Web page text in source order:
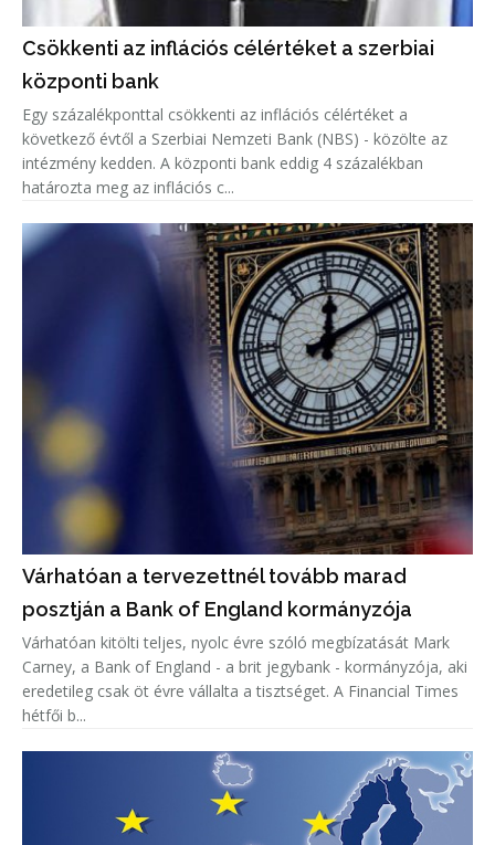
Csökkenti az inflációs célértéket a szerbiai
központi bank
Egy százalékponttal csökkenti az inflációs célértéket a
következő évtől a Szerbiai Nemzeti Bank (NBS) - közölte az
intézmény kedden. A központi bank eddig 4 százalékban
határozta meg az inflációs c...
Várhatóan a tervezettnél tovább marad
posztján a Bank of England kormányzója
Várhatóan kitölti teljes, nyolc évre szóló megbízatását Mark
Carney, a Bank of England - a brit jegybank - kormányzója, aki
eredetileg csak öt évre vállalta a tisztséget. A Financial Times
hétfői b...